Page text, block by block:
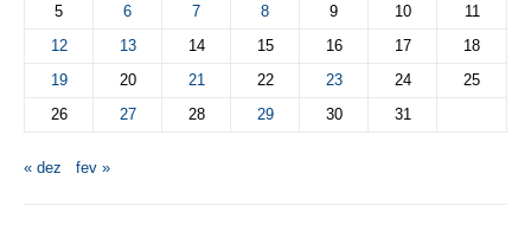
5
6 7 8 9 10
11
12
13 14 15 16 17
18
19
20 21 22 23 24
25
26
27 28 29 30 31
« dez fev »